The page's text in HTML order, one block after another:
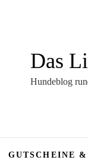
Das
Hundeblog
GUTSCHEINE